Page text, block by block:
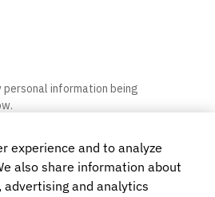
experience and to analyze
also share information about
and analytics